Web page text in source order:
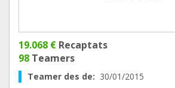
19.068 € Recaptats
98 Teamers
Teamer des de: 30/01/2015